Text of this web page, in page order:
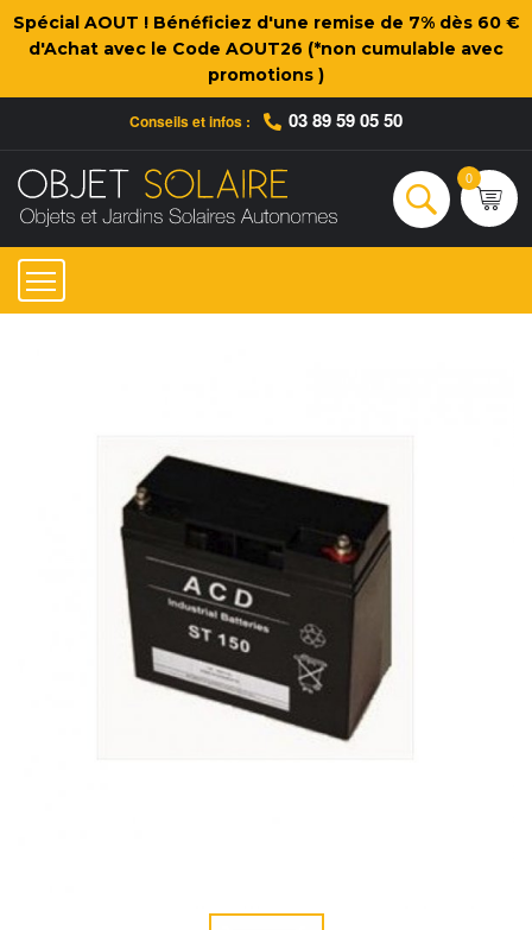
Spécial AOUT ! Bénéficiez d'une remise de 7% dès 60 €
d'Achat avec le Code AOUT26 (*non cumulable avec
promotions )
Conseils et infos : 03 89 59 05 50
Rechercher
0